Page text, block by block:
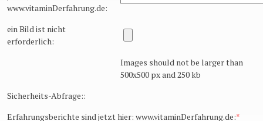
www.vitaminDerfahrung.de:
ein Bild ist nicht
erforderlich:
Images should not be larger than
500x500 px and 250 kb
Sicherheits-Abfrage::
Erfahrungsberichte sind jetzt hier: www.vitaminDerfahrung.de:*